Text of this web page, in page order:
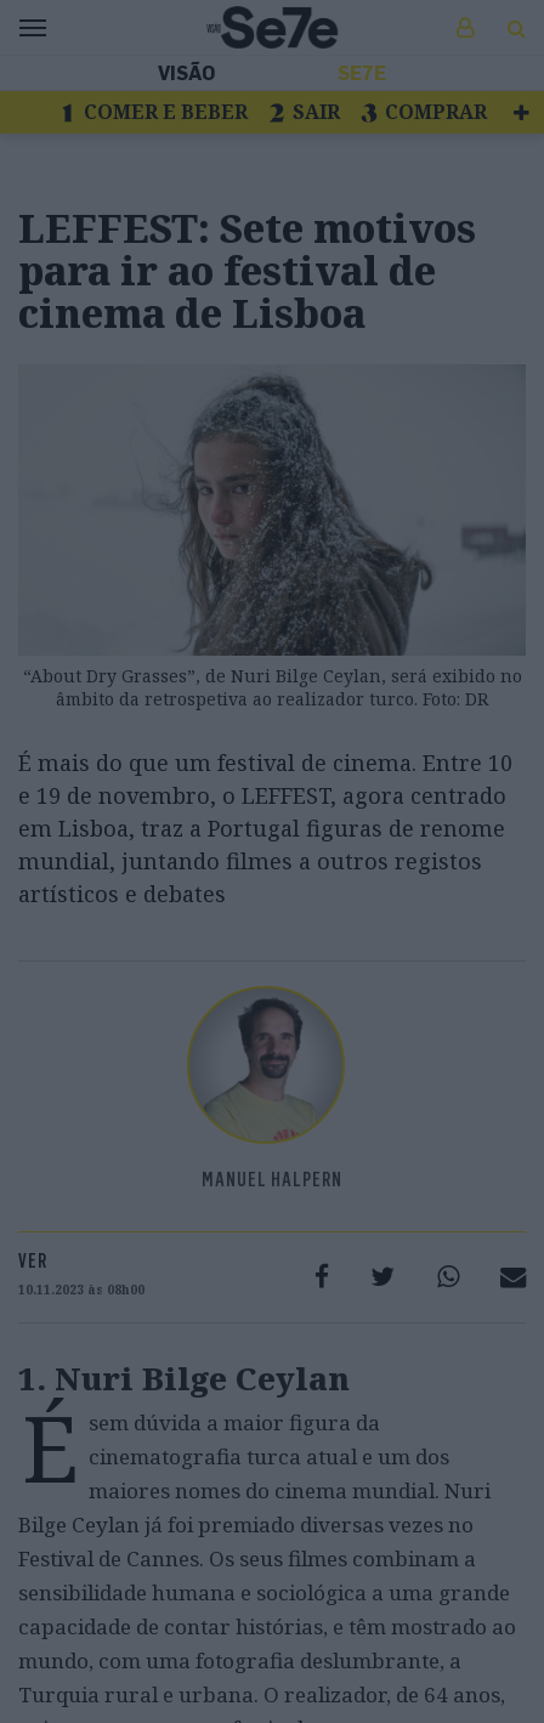
VISÃO SE7E
COMER E BEBER SAIR
COMPRAR
LEFFEST: Sete motivos
para ir ao festival de
cinema de Lisboa
“About Dry Grasses”, de Nuri Bilge Ceylan, será exibido no
âmbito da retrospetiva ao realizador turco. Foto: DR
É mais do que um festival de cinema. Entre 10
e 19 de novembro, o LEFFEST, agora centrado
em Lisboa, traz a Portugal figuras de renome
mundial, juntando filmes a outros registos
artísticos e debates
MANUEL HALPERN
VER
10.11.2023 às 08h00
1. Nuri Bilge Ceylan
É sem dúvida a maior figura da
cinematografia turca atual e um dos
maiores nomes do cinema mundial. Nuri
Bilge Ceylan já foi premiado diversas vezes no
Festival de Cannes. Os seus filmes combinam a
sensibilidade humana e sociológica a uma grande
capacidade de contar histórias, e têm mostrado ao
mundo, com uma fotografia deslumbrante, a
Turquia rural e urbana. O realizador, de 64 anos,